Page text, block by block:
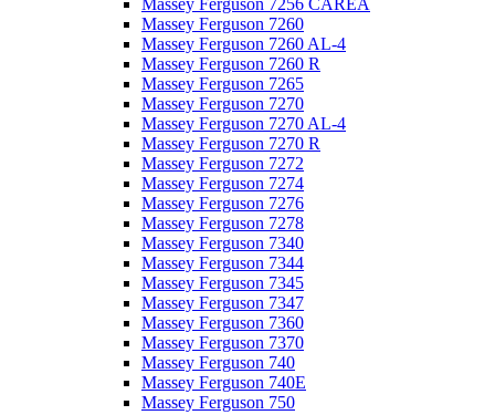
Massey Ferguson 7256 CAREA
Massey Ferguson 7260
Massey Ferguson 7260 AL-4
Massey Ferguson 7260 R
Massey Ferguson 7265
Massey Ferguson 7270
Massey Ferguson 7270 AL-4
Massey Ferguson 7270 R
Massey Ferguson 7272
Massey Ferguson 7274
Massey Ferguson 7276
Massey Ferguson 7278
Massey Ferguson 7340
Massey Ferguson 7344
Massey Ferguson 7345
Massey Ferguson 7347
Massey Ferguson 7360
Massey Ferguson 7370
Massey Ferguson 740
Massey Ferguson 740E
Massey Ferguson 750